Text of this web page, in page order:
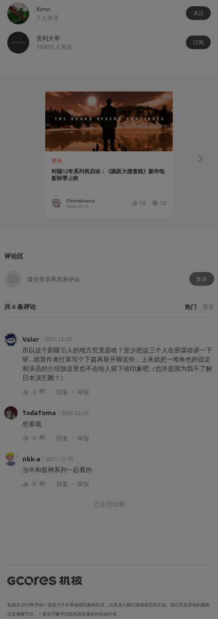
Kimo
3 人关注
关注
安利大帝
18469 人关注
订阅
资讯
时隔12年系列再启动：《跳跃大搜查线》新作电
影秋季上映
Chimekuma
2024-03-19 18 10
评论区
发送
共6条评论 热门 最新
Valar・ 2021-12-10
所以这个剧吸引人的地方究竟是啥？至少把这三个人在密谋啥讲一下
呀…就算作者打算写个下篇再展开聊这些，上来就把一堆角色的设定
和演员的介绍放这里也不会给人留下啥印象吧（也许是因为我不了解
日本演艺圈？）
3 回复 ・ 举报
TodaToma ・ 2021-12-10
想看哦
0 回复 ・ 举报
nkk-a ・ 2021-12-10
当年和瘟神系列一起看的
0 回复 ・ 举报
已全部加载
机核从2010年开始一直致力于分享游戏玩家的生活，以及深入探讨游戏相关的文化。我们开发原创的播客
以及视频节目，一直在不断寻找民间高质量的内容创作者。